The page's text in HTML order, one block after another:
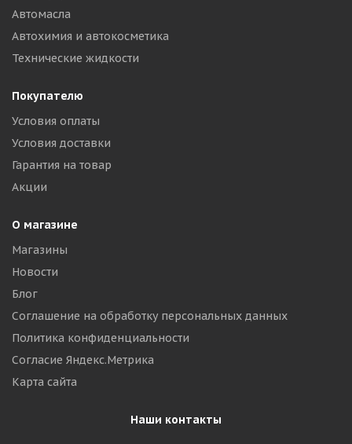
Автомасла
Автохимия и автокосметика
Технические жидкости
Покупателю
Условия оплаты
Условия доставки
Гарантия на товар
Акции
О магазине
Магазины
Новости
Блог
Соглашение на обработку персональных данных
Политика конфиденциальности
Согласие Яндекс.Метрика
Карта сайта
Наши контакты